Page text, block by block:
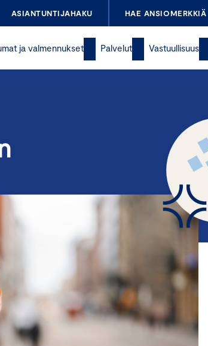
ASIANTUNTIJAHAKU HAE ANSIOMERKKIÄ
ja valmennukset Palvelut Vastuullisuus